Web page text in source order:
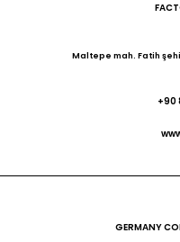
Maltepe mah. Fatih
+90
GERMANY